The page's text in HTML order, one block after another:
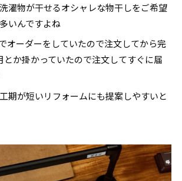
濯物が干せるオシャレな物干しをご希望
いんですよね
オーダーをしていたので注文してから完
とか掛かっていたので注文してすぐに届
期が短いリフォームにも提案しやすいと